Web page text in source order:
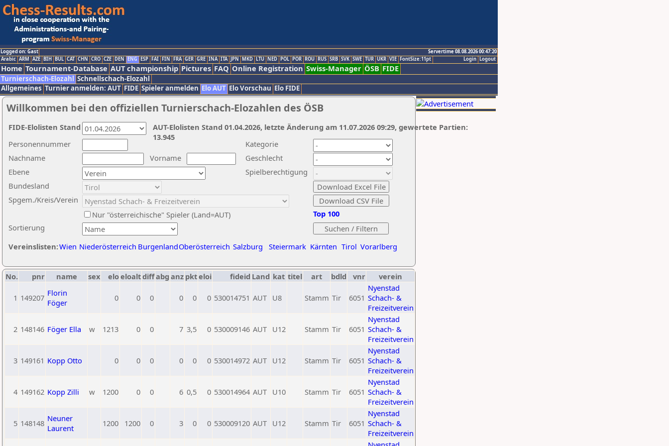
Logged on: Gast
Servertime 08.08.2026 00:47:20
Logout
Login
Arabic ARM AZE BIH BUL CAT CHN CRO CZE DEN ENG ESP FAI FIN FRA GER GRE INA ITA JPN MKD LTU NED POL POR ROU RUS SRB SVK SWE TUR UKR VIE FontSize:11pt
Home Tournament-Database AUT championship Pictures FAQ Online Registration Swiss-Manager ÖSB FIDE
Turnierschach-Elozahl Schnellschach-Elozahl
Allgemeines Turnier anmelden: AUT FIDE Spieler anmelden Elo AUT Elo Vorschau Elo FIDE
Willkommen bei den offiziellen Turnierschach-Elozahlen des ÖSB
Nachname
Vorname
Ebene
Kategorie
Sortierung
Personennummer
Bundesland
Spgem./Kreis/Verein
Geschlecht
Nur "österreichische" Spieler (Land=AUT)
Spielberechtigung
Vereinslisten:Wien Niederösterreich BurgenlandOberösterreich Salzburg Steiermark Kärnten Tirol Vorarlberg
Top 100
AUT-Elolisten Stand 01.04.2026, letzte Änderung am 11.07.2026 09:29, gewertete Partien:
13.945
FIDE-Elolisten Stand
No. pnr name sex eloeloaltdiffabg anz pkteloi fideid Land kat titel art bdld vnr verein
1 149207 Florin
Föger
0 0 0 0 0 0 530014751 AUT U8 Stamm Tir 6051
Nyenstad
Schach- &
Freizeitverein
2 148146 Föger Ella w 1213 0 0 7 3,5 0 530009146 AUT U12 Stamm Tir 6051
Nyenstad
Schach- &
Freizeitverein
3 149161 Kopp Otto 0 0 0 0 0 0 530014972 AUT U12 Stamm Tir 6051
Nyenstad
Schach- &
Freizeitverein
4 149162 Kopp Zilli w 1200 0 0 6 0,5 0 530014964 AUT U10 Stamm Tir 6051
Nyenstad
Schach- &
Freizeitverein
5 148148 Neuner
Laurent
1200 1200 0 3 0 0 530009120 AUT U12 Stamm Tir 6051
Nyenstad
Schach- &
Freizeitverein